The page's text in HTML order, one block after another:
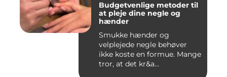
Budgetvenlige metoder til
at pleje dine negle og
hænder
Smukke hænder og
velplejede negle behøver
ikke koste en formue. Mange
tror, at det kr&a...